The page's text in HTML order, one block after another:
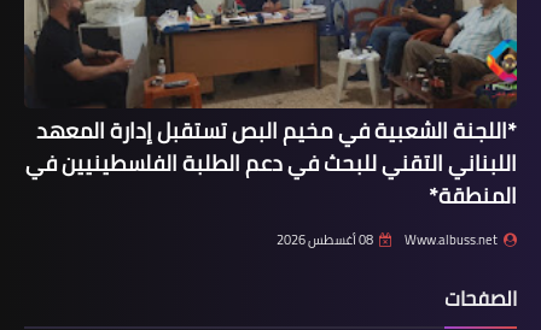
أخبار متنوعة
قائد اليونيفيل االماليزية يلتقي الفاعليات
المحلية في جنوب لبنان
*اللجنة الشعبية في مخيم البص تستقبل إدارة المعهد
اللبناني التقني للبحث في دعم الطلبة الفلسطينيين في
المنطقة*
Www.albuss.net 08 أغسطس 2026
الصفحات